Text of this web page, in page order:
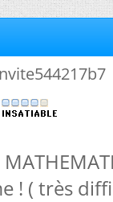
! ( très